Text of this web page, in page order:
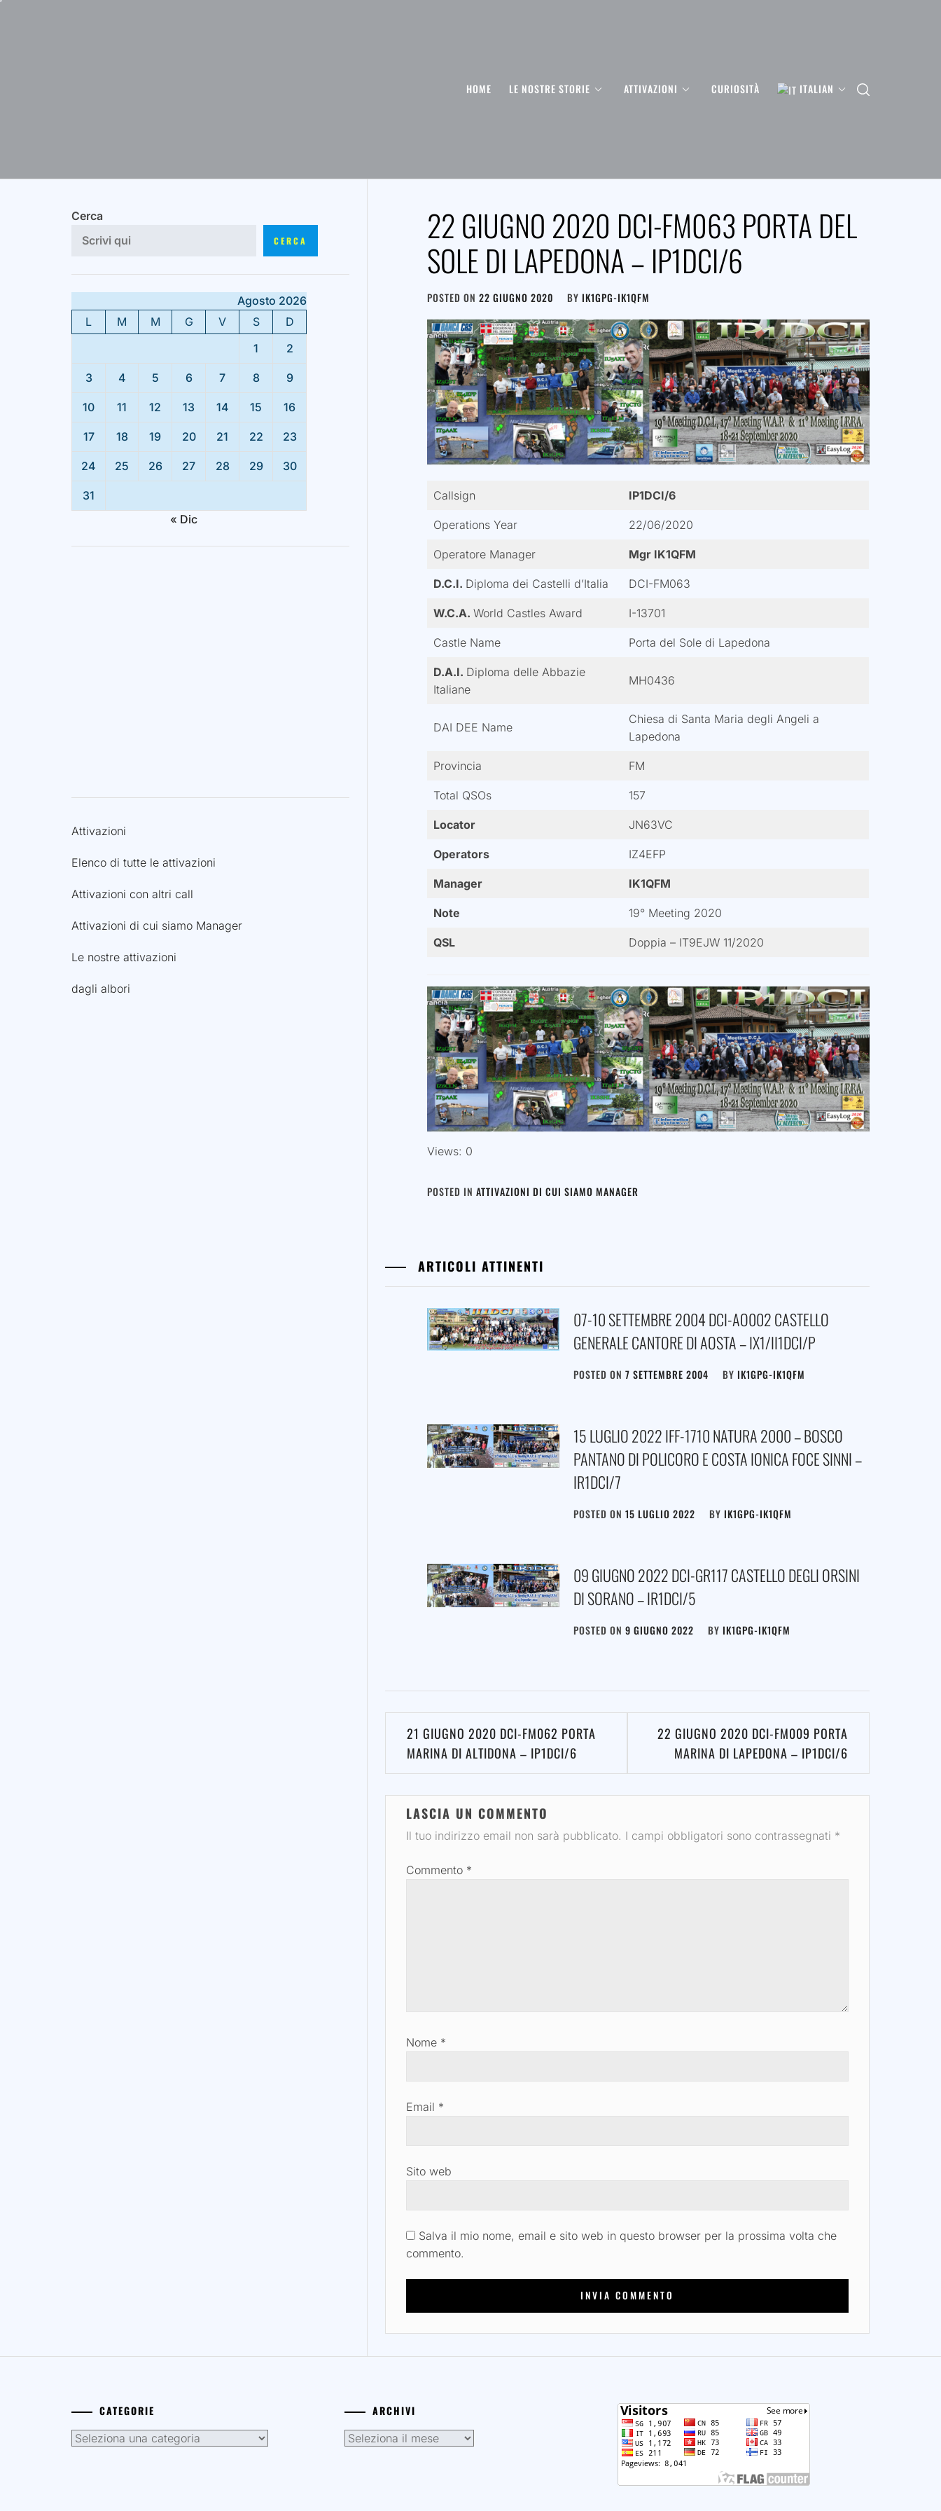
HOME LE NOSTRE STORIE ATTIVAZIONI CURIOSITÀ ITALIAN
22 GIUGNO 2020 DCI-FM063 PORTA DEL
SOLE DI LAPEDONA – IP1DCI/6
POSTED ON 22 GIUGNO 2020 BY IK1GPG-IK1QFM
Callsign IP1DCI/6
Operations Year 22/06/2020
Operatore Manager Mgr IK1QFM
D.C.I. Diploma dei Castelli d’Italia DCI-FM063
W.C.A. World Castles Award I-13701
Castle Name Porta del Sole di Lapedona
D.A.I. Diploma delle Abbazie
Italiane
MH0436
DAI DEE Name
Chiesa di Santa Maria degli Angeli a
Lapedona
Provincia FM
Total QSOs 157
Locator JN63VC
Operators IZ4EFP
Manager IK1QFM
Note 19° Meeting 2020
QSL Doppia – IT9EJW 11/2020
Views: 0
POSTED IN ATTIVAZIONI DI CUI SIAMO MANAGER
ARTICOLI ATTINENTI
07-10 SETTEMBRE 2004 DCI-AO002 CASTELLO
GENERALE CANTORE DI AOSTA – IX1/II1DCI/P
POSTED ON7 SETTEMBRE 2004 BY IK1GPG-IK1QFM
15 LUGLIO 2022 IFF-1710 NATURA 2000 – BOSCO
PANTANO DI POLICORO E COSTA IONICA FOCE SINNI –
IR1DCI/7
POSTED ON15 LUGLIO 2022 BY IK1GPG-IK1QFM
09 GIUGNO 2022 DCI-GR117 CASTELLO DEGLI ORSINI
DI SORANO – IR1DCI/5
POSTED ON9 GIUGNO 2022 BY IK1GPG-IK1QFM
Navigazione
articoli
21 GIUGNO 2020 DCI-FM062 PORTA
MARINA DI ALTIDONA – IP1DCI/6
22 GIUGNO 2020 DCI-FM009 PORTA
MARINA DI LAPEDONA – IP1DCI/6
LASCIA UN COMMENTO
Il tuo indirizzo email non sarà pubblicato. I campi obbligatori sono contrassegnati *
Commento *
Nome *
Email *
Sito web
Salva il mio nome, email e sito web in questo browser per la prossima volta che
commento.
Cerca
CERCA
Agosto 2026
L
M M G V S
D
1
2
3 4 5 6 7 8 9
10 11 12 13 14 15 16
17 18 19 20 21 22 23
24 25 26 27 28 29 30
31
« Dic
Attivazioni
Elenco di tutte le attivazioni
Attivazioni con altri call
Attivazioni di cui siamo Manager
Le nostre attivazioni
dagli albori
CATEGORIE
Categorie
ARCHIVI
Archivi